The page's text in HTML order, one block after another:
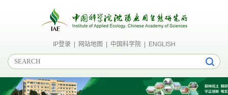
IP登录| 网站地图 中国科学院| ENGLISH